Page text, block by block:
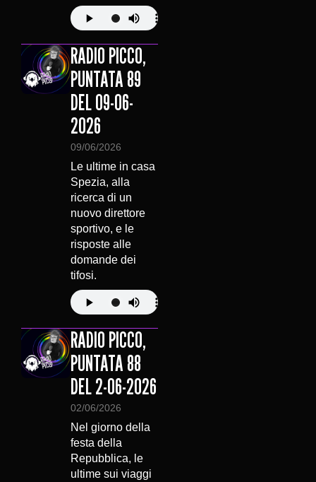
RADIO PICCO,
PUNTATA 89
DEL 09-06-
2026
09/06/2026
Le ultime in casa
Spezia, alla
ricerca di un
nuovo direttore
sportivo, e le
risposte alle
domande dei
tifosi.
RADIO PICCO,
PUNTATA 88
DEL 2-06-2026
02/06/2026
Nel giorno della
festa della
Repubblica, le
ultime sui viaggi